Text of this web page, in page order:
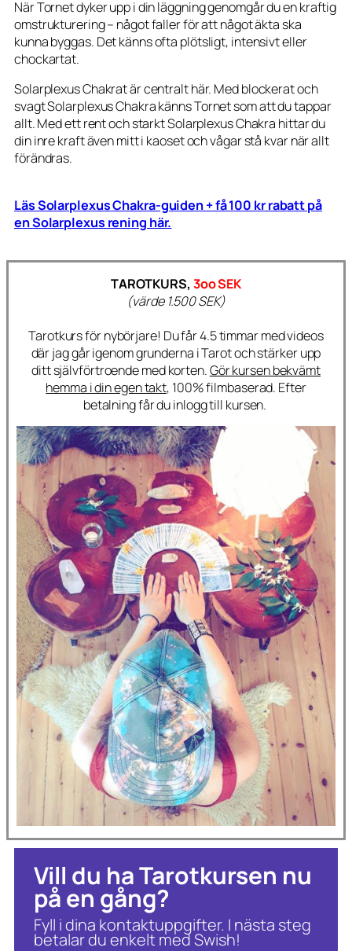
När Tornet dyker upp i din läggning genomgår du en kraftig
omstrukturering – något faller för att något äkta ska
kunna byggas. Det känns ofta plötsligt, intensivt eller
chockartat.
Solarplexus Chakrat är centralt här. Med blockerat och
svagt Solarplexus Chakra känns Tornet som att du tappar
allt. Med ett rent och starkt Solarplexus Chakra hittar du
din inre kraft även mitt i kaoset och vågar stå kvar när allt
förändras.
Läs Solarplexus Chakra-guiden + få 100 kr rabatt på
en Solarplexus rening här.
TAROTKURS, 3oo SEK
(värde 1.500 SEK)
Tarotkurs för nybörjare! Du får 4.5 timmar med videos
där jag går igenom grunderna i Tarot och stärker upp
ditt självförtroende med korten.Gör kursen bekvämt
hemma i din egen takt, 100% filmbaserad. Efter
betalning får du inlogg till kursen.
Vill du ha Tarotkursen nu
på en gång?
Fyll i dina kontaktuppgifter. I nästa steg
betalar du enkelt med Swish!